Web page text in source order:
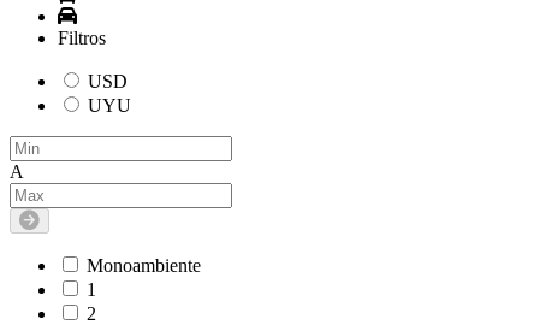
Filtros
USD
UYU
A
Monoambiente
1
2